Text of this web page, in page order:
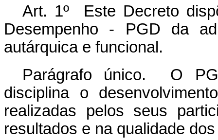
Art. 1º Este Decreto
Desempenho - PGD da
autárquica e funcional.
Parágrafo único. O
disciplina o
realizadas pelos seus
resultados e na qualidade